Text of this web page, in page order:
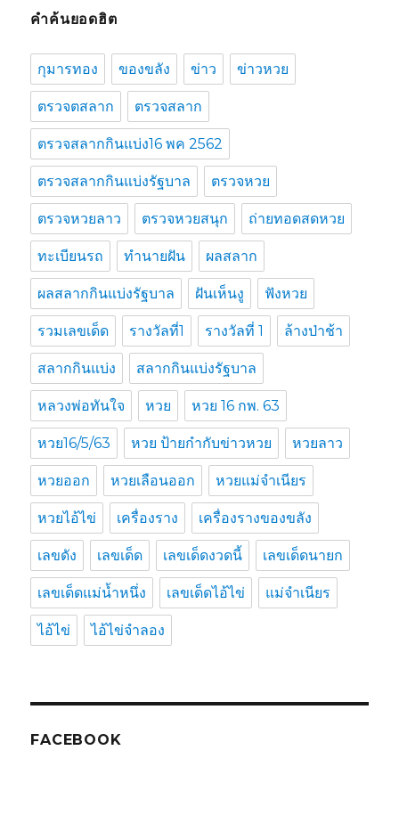
คำค้นยอดฮิต
กุมารทอง ของขลัง ข่าว ข่าวหวย
ตรวจตสลาก ตรวจสลาก
ตรวจสลากกินแบ่ง16 พค 2562
ตรวจสลากกินแบ่งรัฐบาล ตรวจหวย
ตรวจหวยลาว ตรวจหวยสนุก ถ่ายทอดสดหวย
ทะเบียนรถ ทำนายฝัน ผลสลาก
ผลสลากกินแบ่งรัฐบาล ฝันเห็นงู ฟังหวย
รวมเลขเด็ด รางวัลที่1 รางวัลที่ 1 ล้างป่าช้า
สลากกินแบ่ง สลากกินแบ่งรัฐบาล
หลวงพ่อทันใจ หวย หวย 16 กพ. 63
หวย16/5/63 หวย ป้ายกำกับข่าวหวย หวยลาว
หวยออก หวยเลือนออก หวยแม่จำเนียร
หวยไอ้ไข่ เครื่องราง เครื่องรางของขลัง
เลขดัง เลขเด็ด เลขเด็ดงวดนี้ เลขเด็ดนายก
เลขเด็ดแม่น้ำหนึ่ง เลขเด็ดไอ้ไข่ แม่จำเนียร
ไอ้ไข่ ไอ้ไข่จำลอง
FACEBOOK